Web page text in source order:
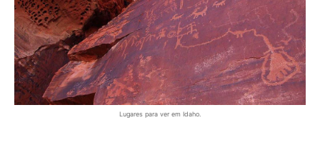
Lugares para ver em Idaho.